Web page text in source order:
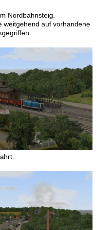
Nordbahnsteig.
weitgehend auf vorhandene